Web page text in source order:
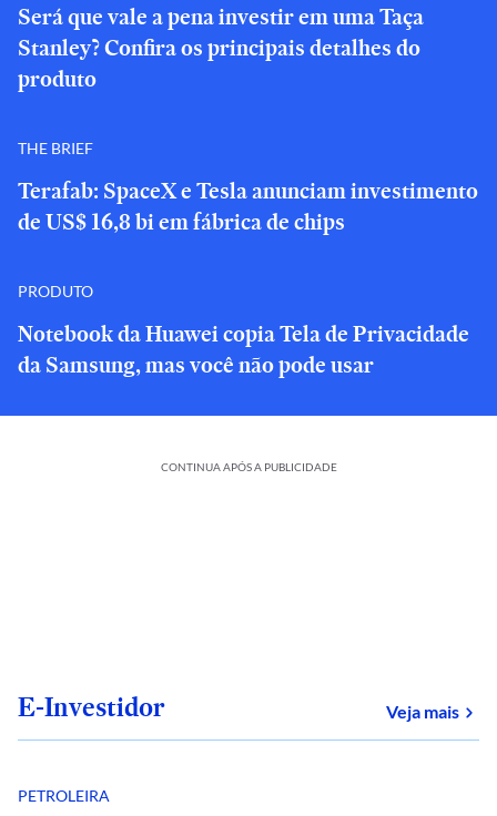
Será que vale a pena investir em uma Taça
Stanley? Confira os principais detalhes do
produto
THE BRIEF
Terafab: SpaceX e Tesla anunciam investimento
de US$ 16,8 bi em fábrica de chips
PRODUTO
Notebook da Huawei copia Tela de Privacidade
da Samsung, mas você não pode usar
CONTINUA APÓS A PUBLICIDADE
E-Investidor Veja mais
PETROLEIRA